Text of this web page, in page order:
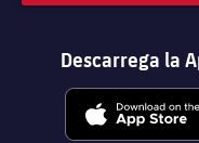
Descarrega la